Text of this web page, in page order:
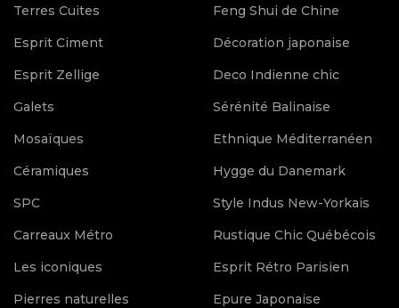
Terres Cuites
Esprit Ciment
Esprit Zellige
Galets
Mosaïques
Céramiques
SPC
Carreaux Métro
Les iconiques
Pierres naturelles
Feng Shui de Chine
Décoration japonaise
Deco Indienne chic
Sérénité Balinaise
Ethnique Méditerranéen
Hygge du Danemark
Style Indus New-Yorkais
Rustique Chic Québécois
Esprit Rétro Parisien
Epure Japonaise